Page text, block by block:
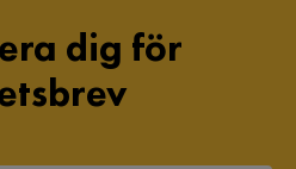
dig för